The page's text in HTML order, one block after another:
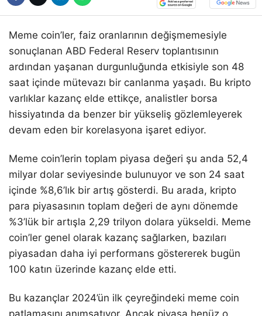
Meme coin’ler, faiz oranlarının değişmemesiyle
sonuçlanan ABD Federal Reserv toplantısının
ardından yaşanan durgunluğunda etkisiyle son 48
saat içinde mütevazı bir canlanma yaşadı. Bu kripto
varlıklar kazanç elde ettikçe, analistler borsa
hissiyatında da benzer bir yükseliş gözlemleyerek
devam eden bir korelasyona işaret ediyor.
Meme coin’lerin toplam piyasa değeri şu anda 52,4
milyar dolar seviyesinde bulunuyor ve son 24 saat
içinde %8,6’lık bir artış gösterdi. Bu arada, kripto
para piyasasının toplam değeri de aynı dönemde
%3’lük bir artışla 2,29 trilyon dolara yükseldi. Meme
coin’ler genel olarak kazanç sağlarken, bazıları
piyasadan daha iyi performans göstererek bugün
100 katın üzerinde kazanç elde etti.
Bu kazançlar 2024’ün ilk çeyreğindeki meme coin